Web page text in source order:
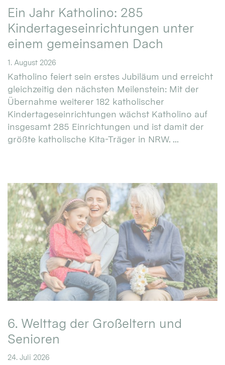
Ein Jahr Katholino: 285
Kindertageseinrichtungen unter
einem gemeinsamen Dach
1. August 2026
Katholino feiert sein erstes Jubiläum und erreicht
gleichzeitig den nächsten Meilenstein: Mit der
Übernahme weiterer 182 katholischer
Kindertageseinrichtungen wächst Katholino auf
insgesamt 285 Einrichtungen und ist damit der
größte katholische Kita-Träger in NRW. ...
6. Welttag der Großeltern und
Senioren
24. Juli 2026